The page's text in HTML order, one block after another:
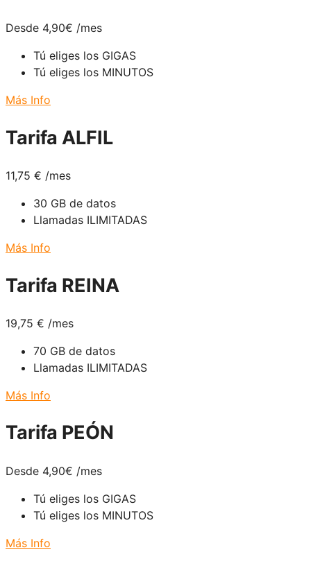
Desde 4,90€ /mes
Tú eliges los GIGAS
Tú eliges los MINUTOS
Más Info
Tarifa ALFIL
11,75 € /mes
30 GB de datos
Llamadas ILIMITADAS
Más Info
Tarifa REINA
19,75 € /mes
70 GB de datos
Llamadas ILIMITADAS
Más Info
Tarifa PEÓN
Desde 4,90€ /mes
Tú eliges los GIGAS
Tú eliges los MINUTOS
Más Info